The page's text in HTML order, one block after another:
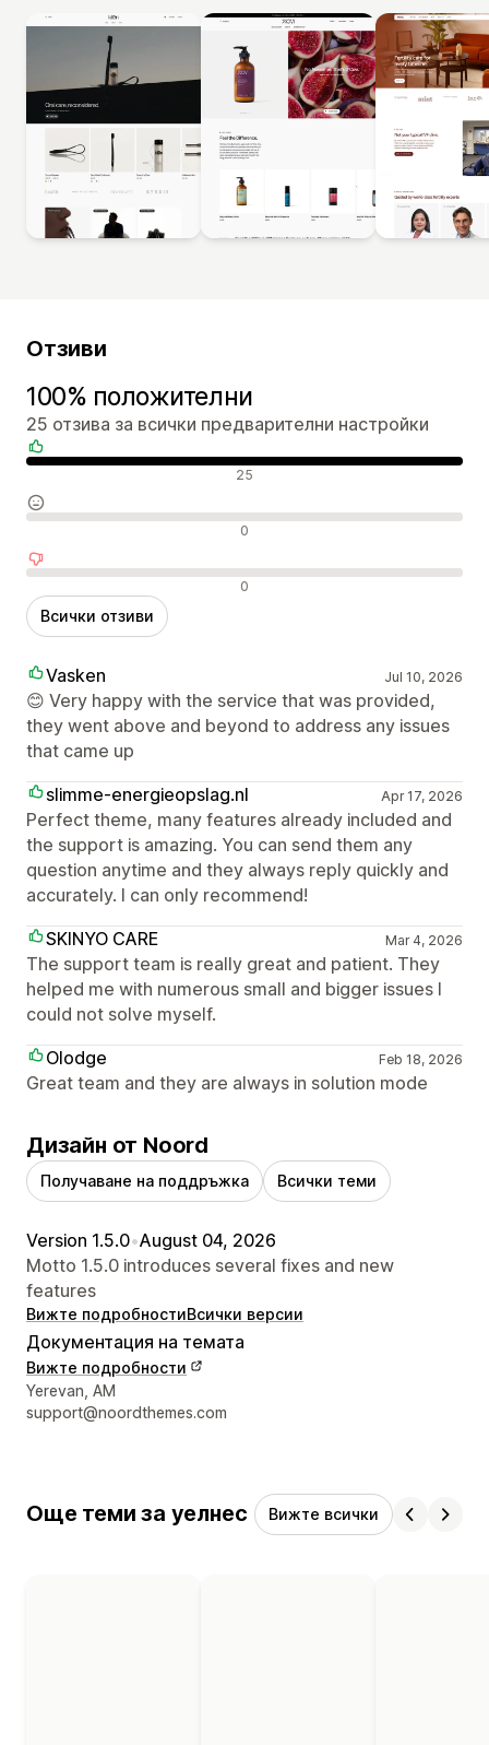
Отзиви
100% положителни
25 отзива за всички предварителни настройки
Положителни отзиви 25
Неутрални отзиви 0
Отрицателни отзиви 0
Всички отзиви
Vasken Jul 10, 2026
😊 Very happy with the service that was provided,
they went above and beyond to address any issues
that came up
slimme-energieopslag.nl
Apr 17, 2026
Perfect theme, many features already included and
the support is amazing. You can send them any
question anytime and they always reply quickly and
accurately. I can only recommend!
SKINYO CARE
Mar 4, 2026
The support team is really great and patient. They
helped me with numerous small and bigger issues I
could not solve myself.
Olodge
Feb 18, 2026
Great team and they are always in solution mode
Дизайн от Noord
Получаване на поддръжка Всички теми
Version 1.5.0•August 04, 2026
Motto 1.5.0 introduces several fixes and new
features
Вижте подробностиВсички версии
Документация на темата
Вижте подробности
Данни за връзка с дизайнера
Yerevan, AM
support@noordthemes.com
Още теми за уелнес Вижте всички